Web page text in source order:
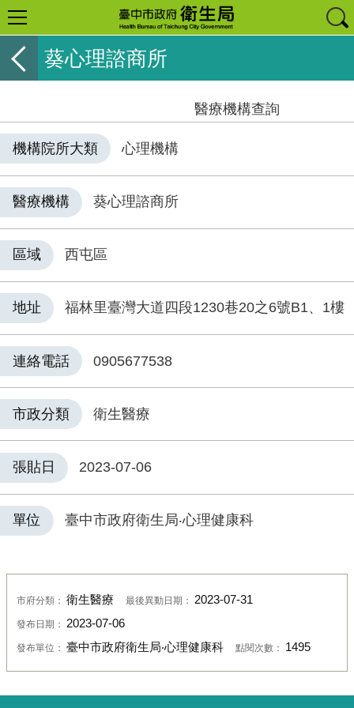
葵心理諮商所
醫療機構查詢
機構院所大類 心理機構
醫療機構 葵心理諮商所
區域 西屯區
地址 福林里臺灣大道四段1230巷20之6號B1、1樓
連絡電話 0905677538
市政分類 衛生醫療
張貼日 2023-07-06
單位 臺中市政府衛生局‧心理健康科
市府分類： 衛生醫療 最後異動日期： 2023-07-31
發布日期： 2023-07-06
發布單位： 臺中市政府衛生局‧心理健康科 點閱次數： 1495